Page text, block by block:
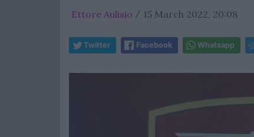
Ettore Aulisio / 15 March 2022, 20:08
Twitter Facebook Whatsapp